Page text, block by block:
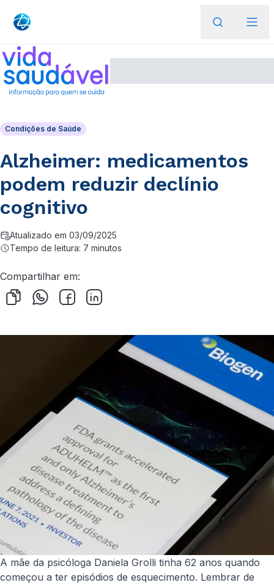
Condições de Saúde
Alzheimer: medicamentos
podem reduzir declínio
cognitivo
Atualizado em 03/09/2025
Tempo de leitura: 7 minutos
Compartilhar em:
A mãe da psicóloga Daniela Grolli tinha 62 anos quando
começou a ter episódios de esquecimento. Lembrar de